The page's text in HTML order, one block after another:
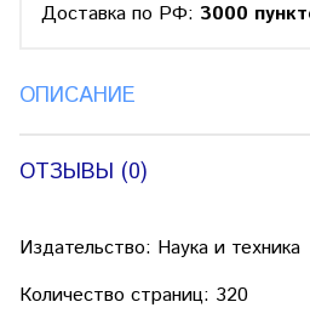
Доставка по РФ: 3000
ОПИСАНИЕ
ОТЗЫВЫ (0)
Издательство: Наука и техника
Количество страниц: 320